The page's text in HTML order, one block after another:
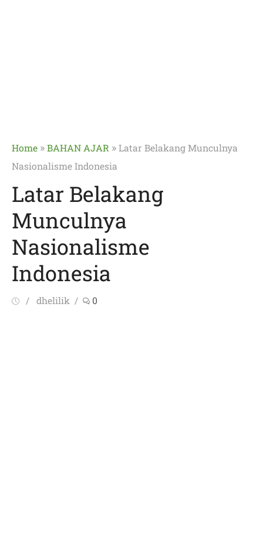
Home »BAHAN AJAR »Latar Belakang Munculnya
Nasionalisme Indonesia
Latar Belakang
Munculnya
Nasionalisme
Indonesia
PostedAuthor
dhelilik 0